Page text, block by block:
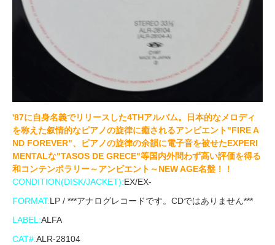
'87に自身名義でリリースした4THアルバム。日本的なメロディ
を称えた叙情的なピアノの旋律に癒されるアンビエント"FIRE A
ND FOREVER"、ピアノの旋律の余韻に電子音を被せたEXPERI
MENTALな"TASOS DE GRECE"等国内外問わず高い評価を得る
和コンテンポラリー～アンビエント～NEW AGE名盤！！
CONDITION(DISK/JACKET):EX/EX-
FORMAT:LP / ***アナログレコードです。CDではありません***
LABEL:ALFA
CAT#:ALR-28104